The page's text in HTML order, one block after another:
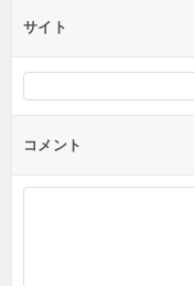
サイト
コメント